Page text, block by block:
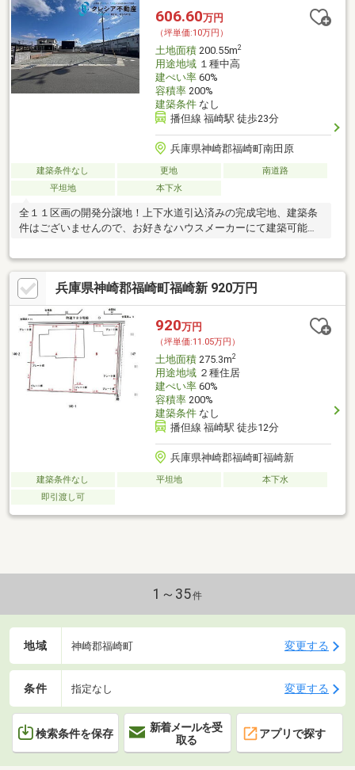
606.60万円
（坪単価:10万円）
土地面積200.55m2
用途地域１種中高
建ぺい率60%
容積率200%
建築条件なし
播但線 福崎駅 徒歩23分
兵庫県神崎郡福崎町南田原
建築条件なし 更地
南道路
平坦地
本下水
全１１区画の開発分譲地！上下水道引込済みの完成宅地、建築条
件はございませんので、お好きなハウスメーカーにて建築可能で
兵庫県神崎郡福崎町福崎新 920万円
920万円
（坪単価:11.05万円）
土地面積275.3m2
用途地域２種住居
建ぺい率60%
容積率200%
建築条件なし
播但線 福崎駅 徒歩12分
兵庫県神崎郡福崎町福崎新
建築条件なし 平坦地
本下水
即引渡し可
1～35件
地域 神崎郡福崎町 変更する
条件 指定なし 変更する
検索条件を保存
新着メールを受
取る
アプリで探す